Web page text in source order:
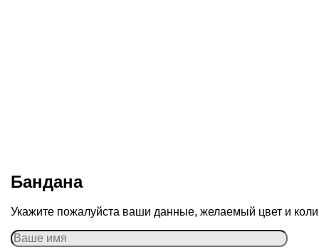
Бандана
Укажите пожалуйста ваши данные, желаемый цвет и